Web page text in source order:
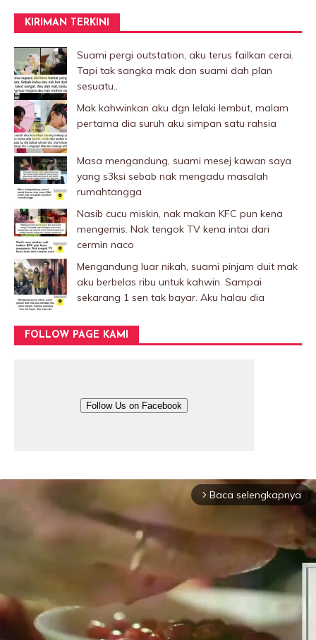
KIRIMAN TERKINI
Suami pergi outstation, aku terus failkan cerai.
Tapi tak sangka mak dan suami dah plan
sesuatu..
Mak kahwinkan aku dgn lelaki Iembut, malam
pertama dia suruh aku simpan satu rahsia
Masa mengandung, suami mesej kawan saya
yang s3ksi sebab nak mengadu masalah
rumahtangga
Nasib cucu miskin, nak makan KFC pun kena
mengemis. Nak tengok TV kena intai dari
cermin naco
Mengandung luar nikah, suami pinjam duit mak
aku berbelas ribu untuk kahwin. Sampai
sekarang 1 sen tak bayar. Aku halau dia
FOLLOW PAGE KAMI
Follow Us on Facebook
arrow_forward_ios Baca selengkapnya